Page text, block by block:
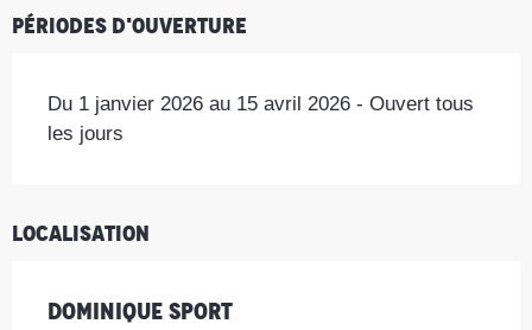
Périodes d'ouverture
Du 1 janvier 2026 au 15 avril 2026 - Ouvert tous
les jours
Localisation
Dominique Sport